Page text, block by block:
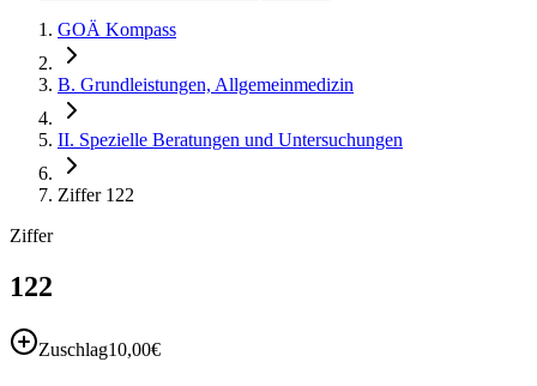
GOÄ Kompass
B. Grundleistungen, Allgemeinmedizin
II. Spezielle Beratungen und Untersuchungen
Ziffer 122
Ziffer
122
Zuschlag10,00€